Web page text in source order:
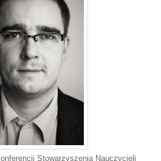
Stowarzyszenia Nauczycieli